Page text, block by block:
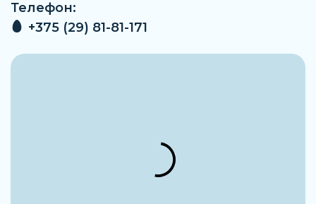
Производитель
Festo
Максимальное давление, бар
Телефон:
+375 (29) 81-81-171